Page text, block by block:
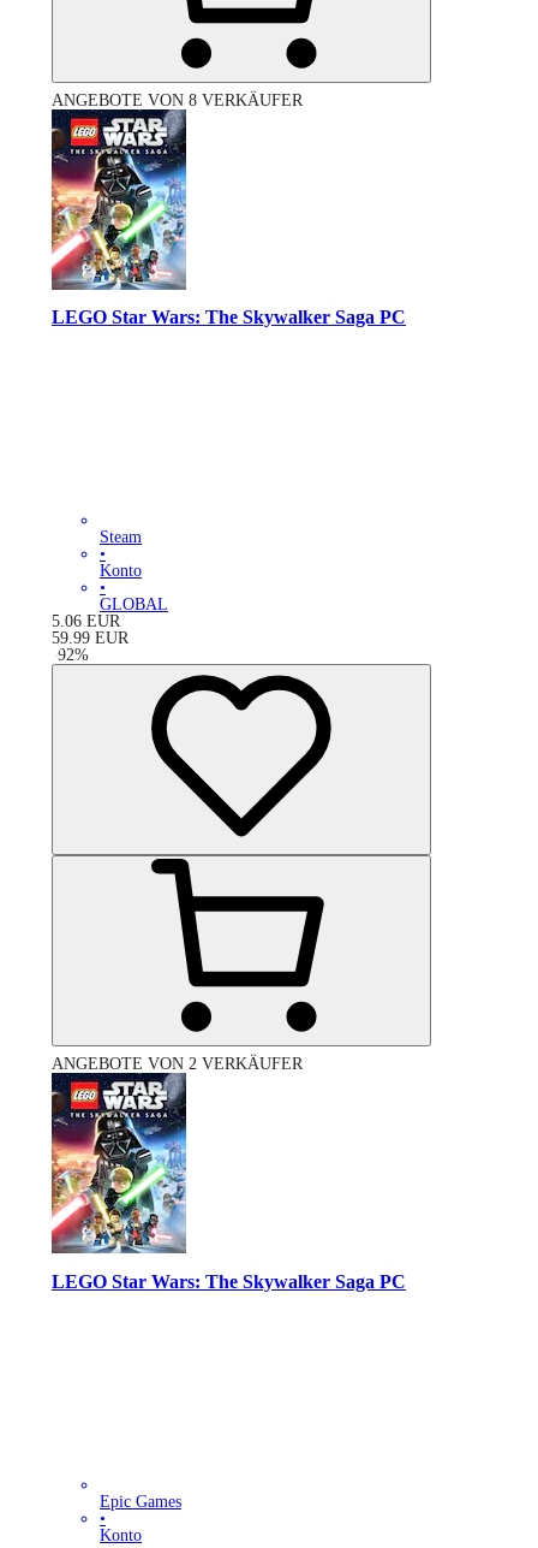
ANGEBOTE VON 8 VERKÄUFER
LEGO Star Wars: The Skywalker Saga PC
Steam
•
Konto
•
GLOBAL
5.06 EUR
59.99 EUR
-92%
ANGEBOTE VON 2 VERKÄUFER
LEGO Star Wars: The Skywalker Saga PC
Epic Games
•
Konto